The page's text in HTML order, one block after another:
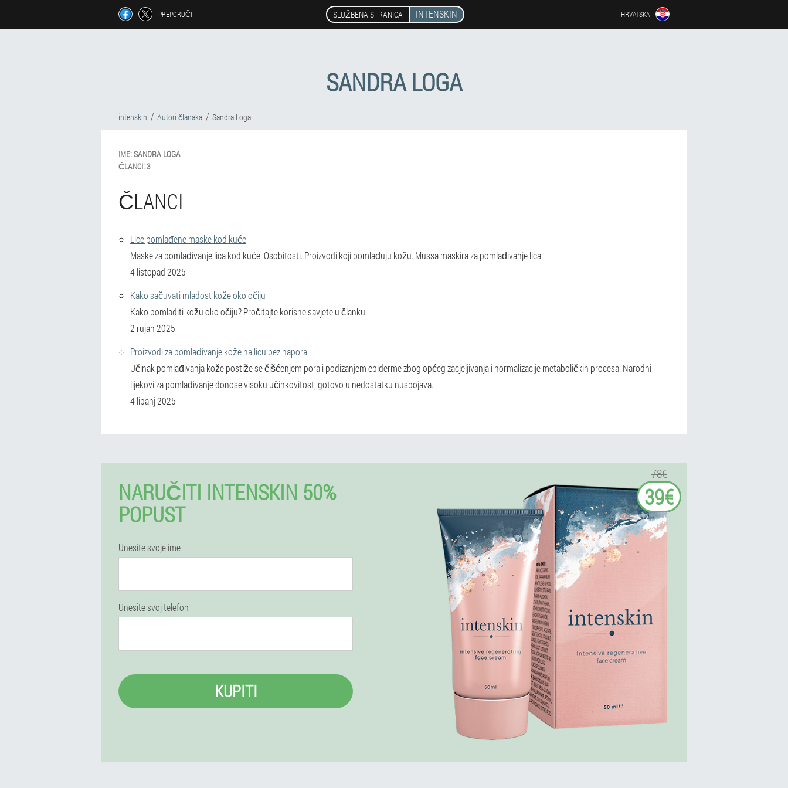
PREPORUČI SLUŽBENA STRANICA INTENSKIN HRVATSKA
SANDRA LOGA
intenskin Autori članaka Sandra Loga
IME:SANDRA LOGA
ČLANCI:3
ČLANCI
Lice pomlađene maske kod kuće
Maske za pomlađivanje lica kod kuće. Osobitosti. Proizvodi koji pomlađuju kožu. Mussa maskira za pomlađivanje lica.
4 listopad 2025
Kako sačuvati mladost kože oko očiju
Kako pomladiti kožu oko očiju? Pročitajte korisne savjete u članku.
2 rujan 2025
Proizvodi za pomlađivanje kože na licu bez napora
Učinak pomlađivanja kože postiže se čišćenjem pora i podizanjem epiderme zbog općeg zacjeljivanja i normalizacije metaboličkih procesa. Narodni
lijekovi za pomlađivanje donose visoku učinkovitost, gotovo u nedostatku nuspojava.
4 lipanj 2025
NARUČITI INTENSKIN 50%
POPUST
Unesite svoje ime
Unesite svoj telefon
KUPITI
78€
39€